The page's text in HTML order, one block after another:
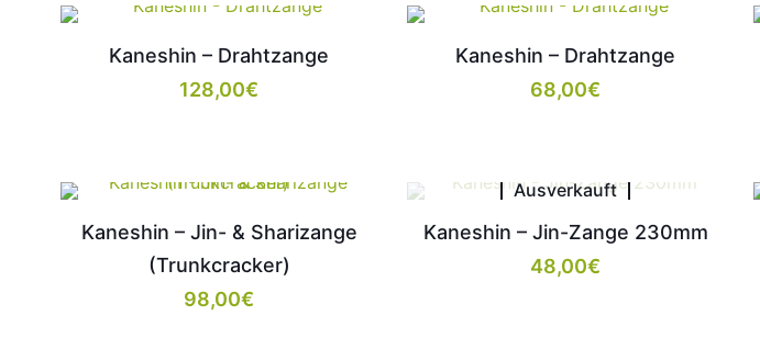
Kaneshin – Drahtzange
128,00€
Kaneshin – Drahtzange
68,00€
Kaneshin – Jin- & Sharizange
(Trunkcracker)
98,00€
Ausverkauft
Kaneshin – Jin-Zange 230mm
48,00€